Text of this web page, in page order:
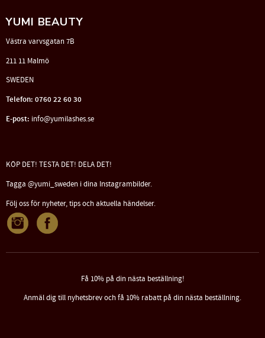
YUMI BEAUTY
Västra varvsgatan 7B
211 11 Malmö
SWEDEN
Telefon: 0760 22 60 30
E-post: info@yumilashes.se
KÖP DET! TESTA DET! DELA DET!
Tagga @yumi_sweden i dina Instagrambilder.
Följ oss för nyheter, tips och aktuella händelser.
Få 10% på din nästa beställning!
Anmäl dig till nyhetsbrev och få 10% rabatt på din nästa beställning.